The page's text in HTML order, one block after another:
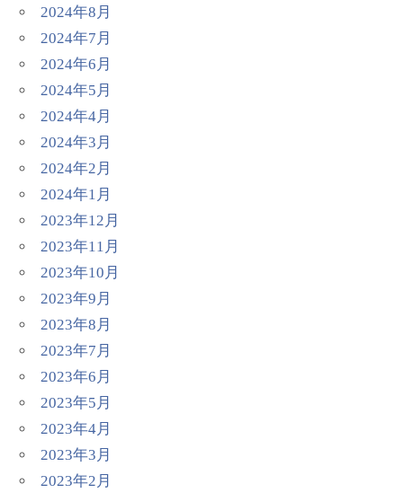
2024年8月
2024年7月
2024年6月
2024年5月
2024年4月
2024年3月
2024年2月
2024年1月
2023年12月
2023年11月
2023年10月
2023年9月
2023年8月
2023年7月
2023年6月
2023年5月
2023年4月
2023年3月
2023年2月